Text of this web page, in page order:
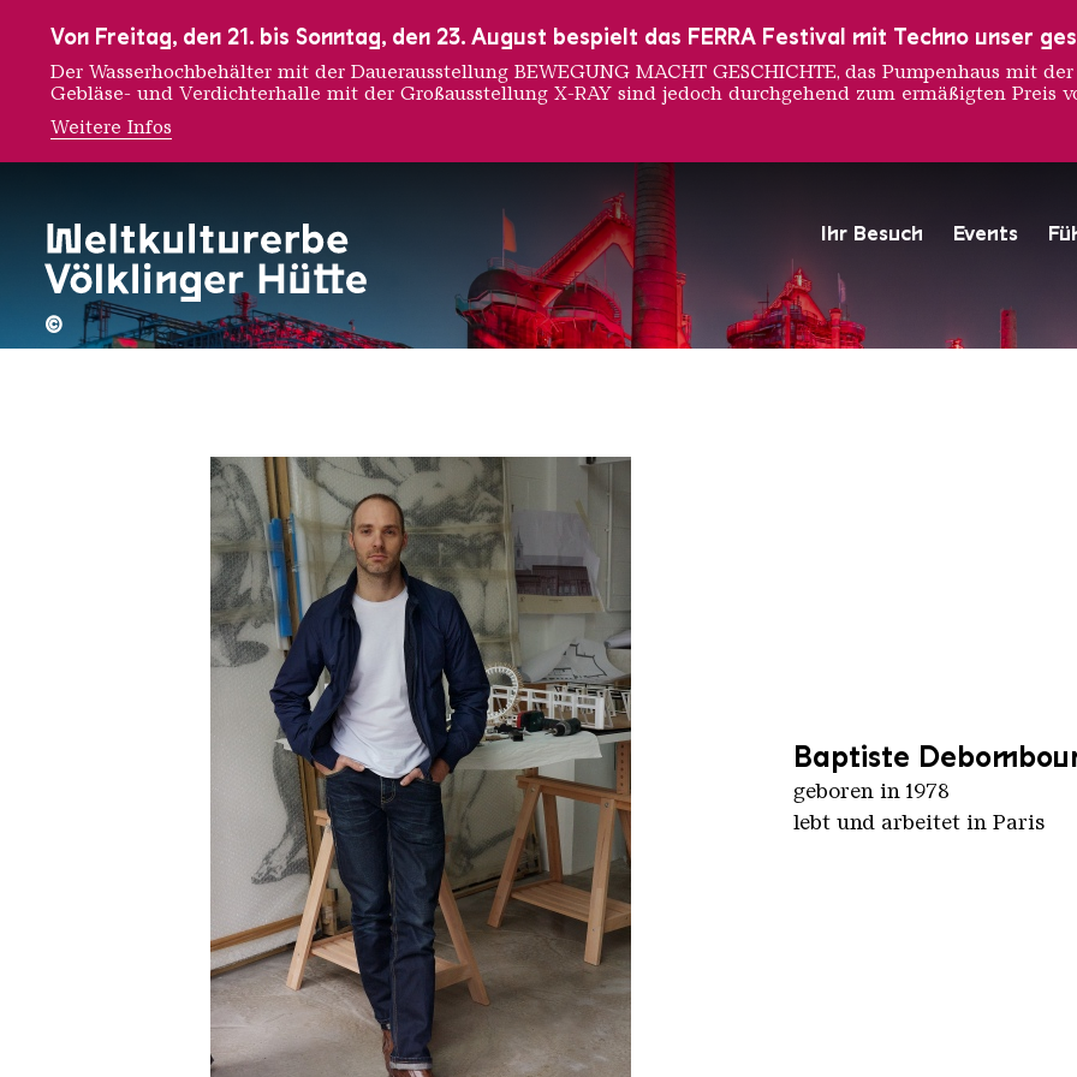
Ihr Besuch Events
Baptiste
Hochofengruppe in Rot
Copyright:
©
Baptiste
geboren in 1978
lebt und arbeitet in Paris
Von Freitag, den 21. bis Sonntag, den 23. August bespielt das FERRA Festival mit Techno unser
Der Wasserhochbehälter mit der Dauerausstellung BEWEGUNG MACHT GESCHICHTE, das Pumpenhaus mit
Gebläse- und Verdichterhalle mit der Großausstellung X-RAY sind jedoch durchgehend zum ermäßigten Preis
Weitere Infos